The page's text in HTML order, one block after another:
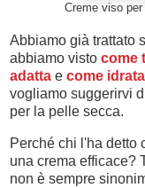
Creme viso
Abbiamo già trattato
abbiamo visto come
adatta e come
vogliamo suggerirvi
per la pelle secca.
Perché chi l'ha detto
una crema efficace?
non è sempre